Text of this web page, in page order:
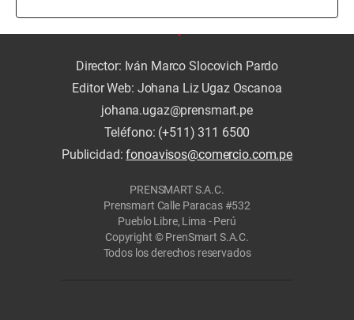
Director: Iván Marco Slocovich Pardo
Editor Web: Johana Liz Ugaz Oscanoa
johana.ugaz@prensmart.pe
Teléfono: (+511) 311 6500
Publicidad:fonoavisos@comercio.com.pe
PRENSMART S.A.C.
Prensmart Calle Paracas #532
Pueblo Libre, Lima - Perú
Copyright © PrenSmart S.A.C.
Todos los derechos reservados